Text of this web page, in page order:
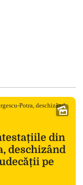
din
deschizând
pe